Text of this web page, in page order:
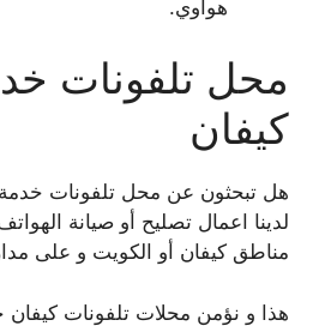
هواوي.
محل تلفونات
كيفان
هل تبحثون عن محل تلفونات خدمة
لدينا اعمال تصليح أو صيانة
مناطق كيفان أو الكويت و على
هذا و نؤمن محلات تلفونات